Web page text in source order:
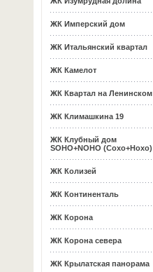
ЖК Имперский дом
ЖК Итальянский квартал
ЖК Камелот
ЖК Квартал на Ленинском
ЖК Климашкина 19
ЖК Клубный дом
SOHO+NOHO (Сохо+Нохо)
ЖК Колизей
ЖК Континенталь
ЖК Корона
ЖК Корона севера
ЖК Крылатская панорама